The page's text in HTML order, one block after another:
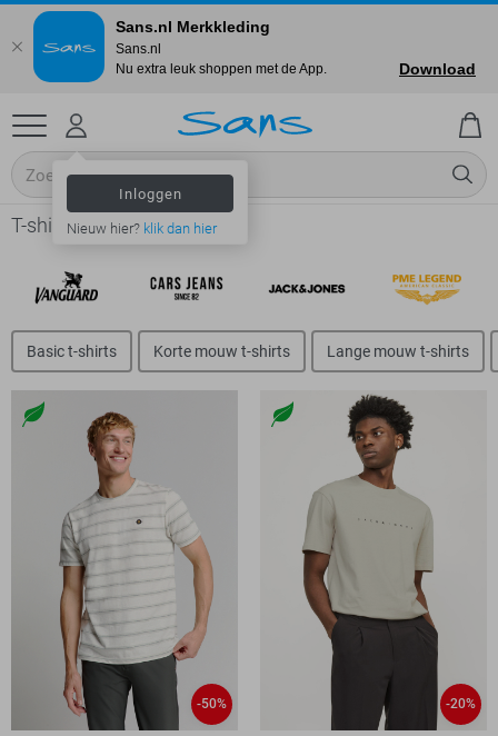
Inloggen
Nieuw hier? klik dan hier
T-shirts online shop
Basic t-shirts Korte mouw t-shirts Lange mouw t-shirts
-50% -20%
Sans.nl Merkkleding
Sans.nl
Nu extra leuk shoppen met de App.
Download